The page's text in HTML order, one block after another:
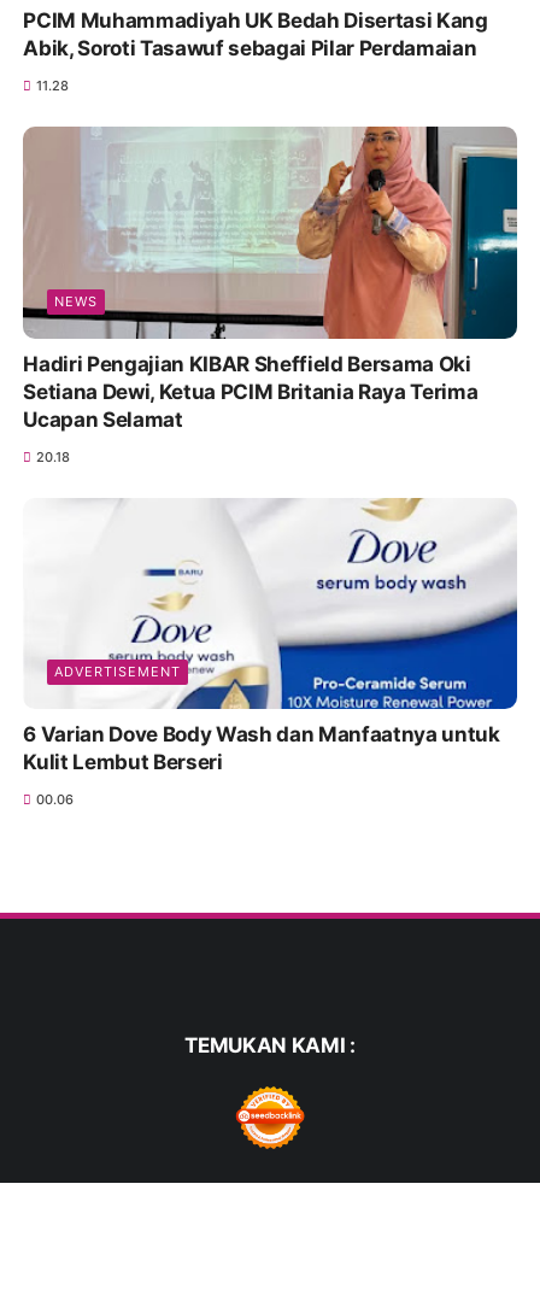
PCIM Muhammadiyah UK Bedah Disertasi Kang
Abik, Soroti Tasawuf sebagai Pilar Perdamaian
11.28
NEWS
Hadiri Pengajian KIBAR Sheffield Bersama Oki
Setiana Dewi, Ketua PCIM Britania Raya Terima
Ucapan Selamat
20.18
ADVERTISEMENT
6 Varian Dove Body Wash dan Manfaatnya untuk
Kulit Lembut Berseri
00.06
TEMUKAN KAMI :